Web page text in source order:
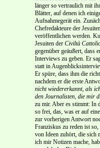
länger so vertraulich mit
Blätter, auf denen ich
Aufnahmegerät ein.
Chefredakteure der
veröffentlichen werden.
Jesuiten der Civiltà
gegenüber geäußert, dass
Interviews zu geben. Er
statt in
Er spüre, dass ihm die
nachdem er die erste
nicht wiedererkannt, als
den Journalisten, die mir
zu mir. Aber es stimmt: In
so frei, das, was er auf
zur vorherigen Antwort
Franziskus zu reden ist
von Ideen zuhört, die sich
ich mir Notizen mache,